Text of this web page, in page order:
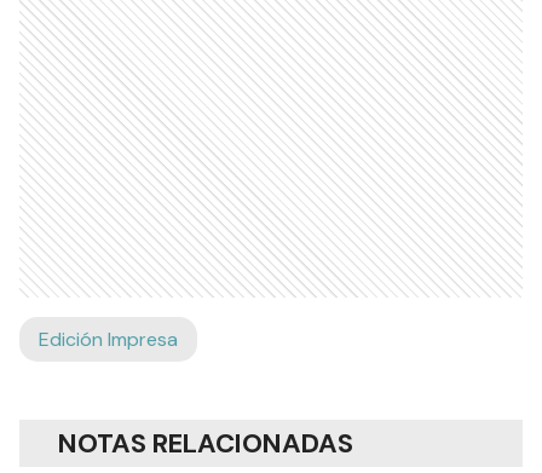
Edición Impresa
NOTAS RELACIONADAS